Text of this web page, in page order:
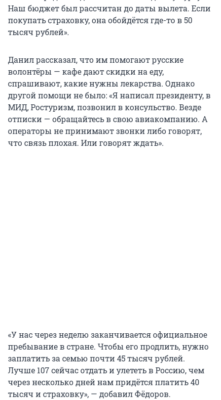
Наш бюджет был рассчитан до даты вылета. Если
покупать страховку, она обойдётся где-то в 50
тысяч рублей».
Данил рассказал, что им помогают русские
волонтёры — кафе дают скидки на еду,
спрашивают, какие нужны лекарства. Однако
другой помощи не было: «Я написал президенту, в
МИД, Ростуризм, позвонил в консульство. Везде
отписки — обращайтесь в свою авиакомпанию. А
операторы не принимают звонки либо говорят,
что связь плохая. Или говорят ждать».
«У нас через неделю заканчивается официальное
пребывание в стране. Чтобы его продлить, нужно
заплатить за семью почти 45 тысяч рублей.
Лучше 107 сейчас отдать и улететь в Россию, чем
через несколько дней нам придётся платить 40
тысяч и страховку», — добавил Фёдоров.